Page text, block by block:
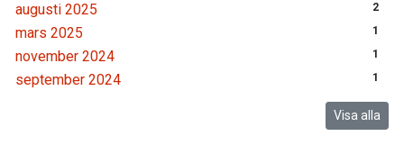
augusti 2025 2
mars 2025 1
november 2024 1
september 2024 1
Visa alla